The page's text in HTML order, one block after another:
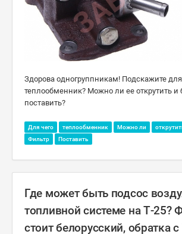
Здорова одногруппникам! Подскажите для
теплообменник? Можно ли ее открутить и
поставить?
Для чего теплообменник Можно ли
Фильтр
Поставить
Где может быть подсос
топливной системе на Т-25?
стоит белорусский, обратка